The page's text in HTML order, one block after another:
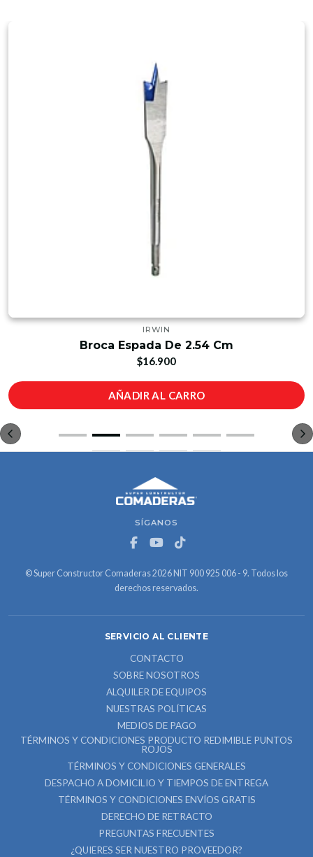
IRWIN
Broca Espada De 2.54 Cm
$16.900
AÑADIR AL CARRO
SÍGANOS
© Super Constructor Comaderas 2026 NIT 900 925 006 - 9. Todos los
derechos reservados.
SERVICIO AL CLIENTE
CONTACTO
SOBRE NOSOTROS
ALQUILER DE EQUIPOS
NUESTRAS POLÍTICAS
MEDIOS DE PAGO
TÉRMINOS Y CONDICIONES PRODUCTO REDIMIBLE PUNTOS
ROJOS
TÉRMINOS Y CONDICIONES GENERALES
DESPACHO A DOMICILIO Y TIEMPOS DE ENTREGA
TÉRMINOS Y CONDICIONES ENVÍOS GRATIS
DERECHO DE RETRACTO
PREGUNTAS FRECUENTES
¿QUIERES SER NUESTRO PROVEEDOR?